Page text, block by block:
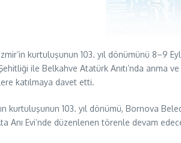
kurtuluşunun 103. yıl dönümünü 8–9
ile Belkahve Atatürk Anıtı’nda anma
katılmaya davet etti.
kurtuluşunun 103. yıl dönümü, Bornova
Anı Evi’nde düzenlenen törenle devam